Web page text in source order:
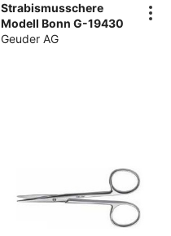
Strabismusschere
Modell Bonn G-19430
Geuder AG